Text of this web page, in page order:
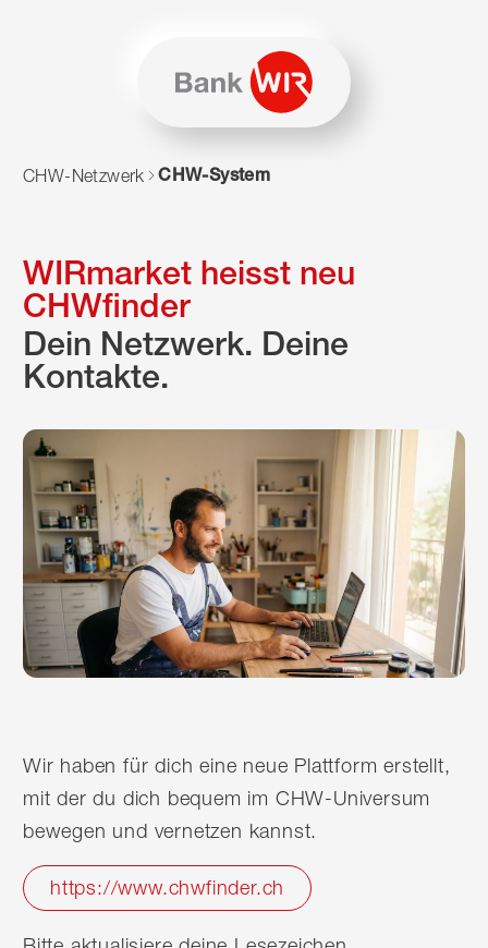
Zum Navigieren dieser Seite wird JavaScript benötigt.
CHW-Netzwerk CHW-System
WIRmarket heisst neu
CHWfinder
Dein Netzwerk. Deine
Kontakte.
Wir haben für dich eine neue Plattform erstellt,
mit der du dich bequem im CHW-Universum
bewegen und vernetzen kannst.
https://www.chwfinder.ch